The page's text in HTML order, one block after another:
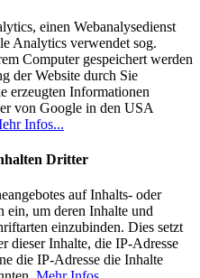
einen Webanalysedienst
Analytics verwendet sog.
Computer gespeichert werden
der Website durch Sie
erzeugten Informationen
von Google in den USA
Infos...
Dritter
auf Inhalts- oder
ein, um deren Inhalte und
einzubinden. Dies setzt
dieser Inhalte, die IP-Adresse
die IP-Adresse die Inhalte